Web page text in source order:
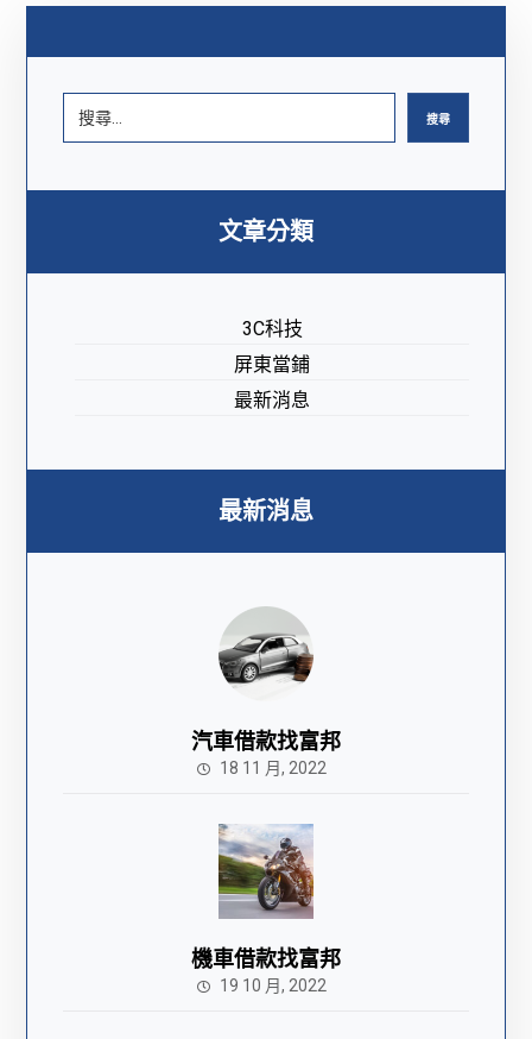
搜尋
文章分類
3C科技
屏東當鋪
最新消息
最新消息
汽車借款找富邦
18 11 月, 2022
機車借款找富邦
19 10 月, 2022